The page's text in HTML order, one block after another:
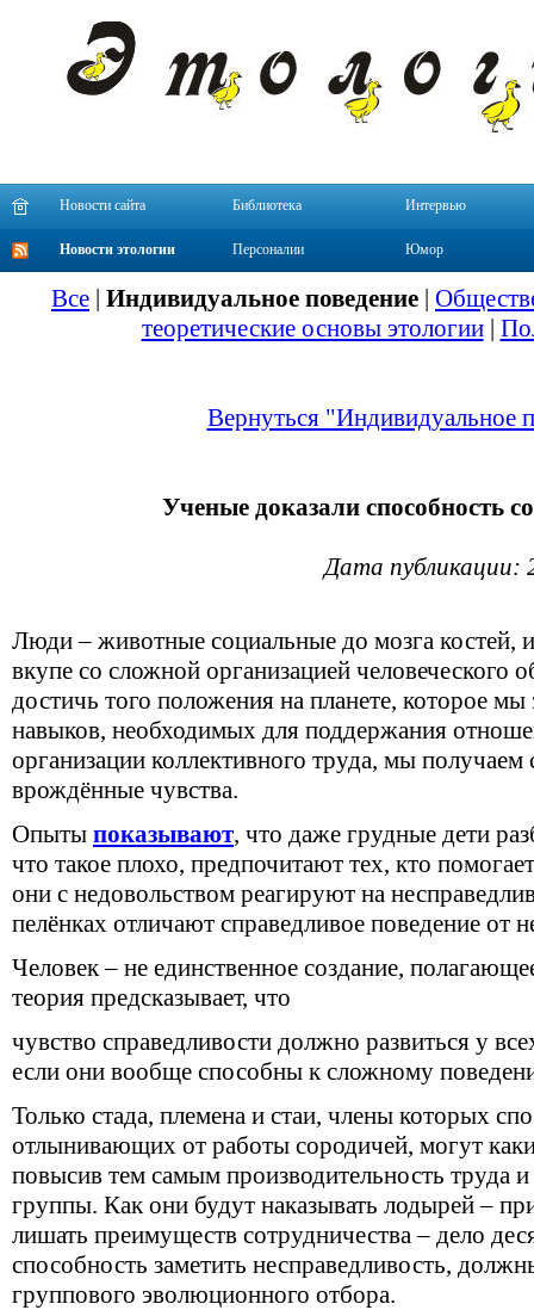
Новости сайта Библиотека Интервью
Новости этологии Персоналии Юмор
Все | Индивидуальное поведение |
теоретические основы этологии|
Вернуться "Индивидуальное
Ученые доказали способность
Дата публикации:
Люди – животные социальные до мозга костей,
вкупе со сложной организацией человеческого
достичь того положения на планете, которое
навыков, необходимых для поддержания
организации коллективного труда, мы получаем
врождённые чувства.
Опыты показывают, что даже грудные дети
что такое плохо, предпочитают тех, кто
они с недовольством реагируют на
пелёнках отличают справедливое поведение от
Человек – не единственное создание,
теория предсказывает, что
чувство справедливости должно развиться у
если они вообще способны к сложному
Только стада, племена и стаи, члены которых
отлынивающих от работы сородичей, могут
повысив тем самым производительность труда
группы. Как они будут наказывать лодырей –
лишать преимуществ сотрудничества – дело
способность заметить несправедливость,
группового эволюционного отбора.